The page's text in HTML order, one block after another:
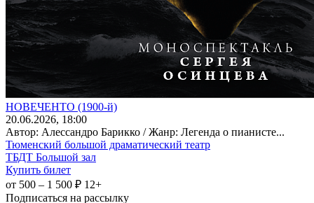
НОВЕЧЕНТО (1900-й)
20.06.2026, 18:00
Автор: Алессандро Барикко / Жанр: Легенда о пианисте...
Тюменский большой драматический театр
ТБДТ Большой зал
Купить билет
от 500 – 1 500 ₽ 12+
Подписаться на рассылку